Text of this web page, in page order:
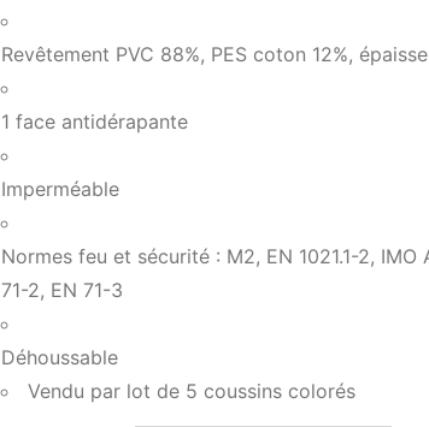
Revêtement PVC 88%, PES coton 12%,
1 face antidérapante
Imperméable
Normes feu et sécurité : M2, EN 1021.1-2, IMO
71-2, EN 71-3
Déhoussable
Vendu par lot de 5 coussins colorés